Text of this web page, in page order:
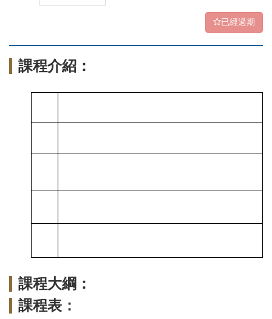
已經過期
課程介紹：
課程大綱：
課程表：